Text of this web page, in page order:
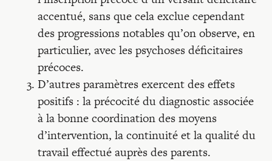
accentué, sans que cela exclue cependant
des progressions notables qu’on observe, en
particulier, avec les psychoses déficitaires
précoces.
D’autres paramètres exercent des effets
positifs : la précocité du diagnostic associée
à la bonne coordination des moyens
d’intervention, la continuité et la qualité du
travail effectué auprès des parents.